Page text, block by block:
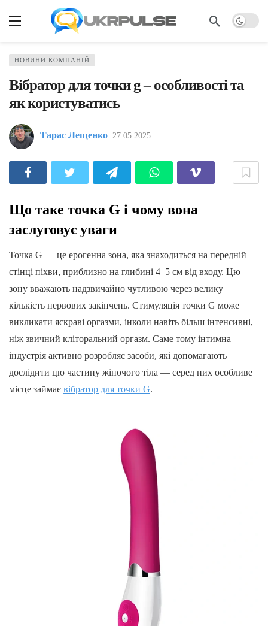
НОВИНИ КОМПАНІЙ
Вібратор для точки g – особливості та
як користуватись
Тарас Лещенко 27.05.2025
Що таке точка G і чому вона
заслуговує уваги
Точка G — це ерогенна зона, яка знаходиться на передній
стінці піхви, приблизно на глибині 4–5 см від входу. Цю
зону вважають надзвичайно чутливою через велику
кількість нервових закінчень. Стимуляція точки G може
викликати яскраві оргазми, інколи навіть більш інтенсивні,
ніж звичний кліторальний оргазм. Саме тому інтимна
індустрія активно розробляє засоби, які допомагають
дослідити цю частину жіночого тіла — серед них особливе
місце займає вібратор для точки G.